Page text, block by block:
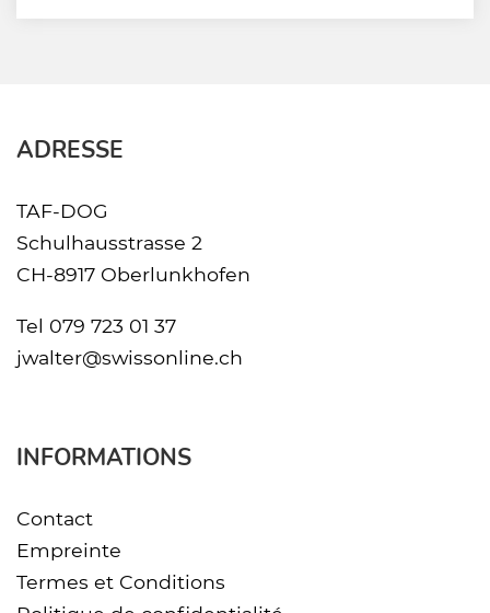
ADRESSE
TAF-DOG
Schulhausstrasse 2
CH-8917 Oberlunkhofen
Tel 079 723 01 37
jwalter@swissonline.ch
INFORMATIONS
Contact
Empreinte
Termes et Conditions